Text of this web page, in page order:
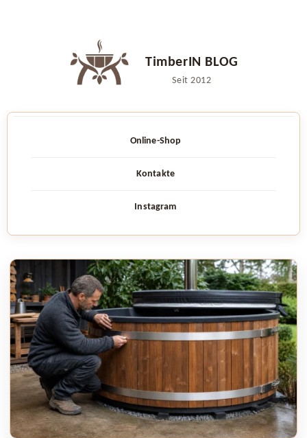
TimberIN BLOG
Seit 2012
Online-Shop
Kontakte
Instagram